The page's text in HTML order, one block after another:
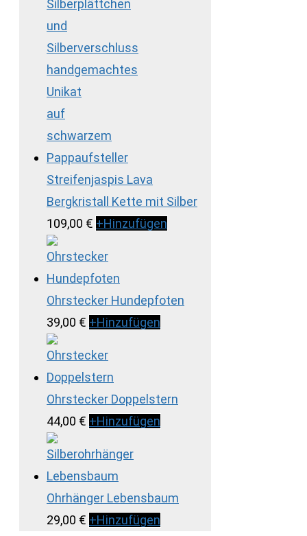
Streifenjaspis Lava
Bergkristall Kette mit Silber
109,00 € +Hinzufügen
Ohrstecker Hundepfoten
39,00 € +Hinzufügen
Ohrstecker Doppelstern
44,00 € +Hinzufügen
Ohrhänger Lebensbaum
29,00 € +Hinzufügen